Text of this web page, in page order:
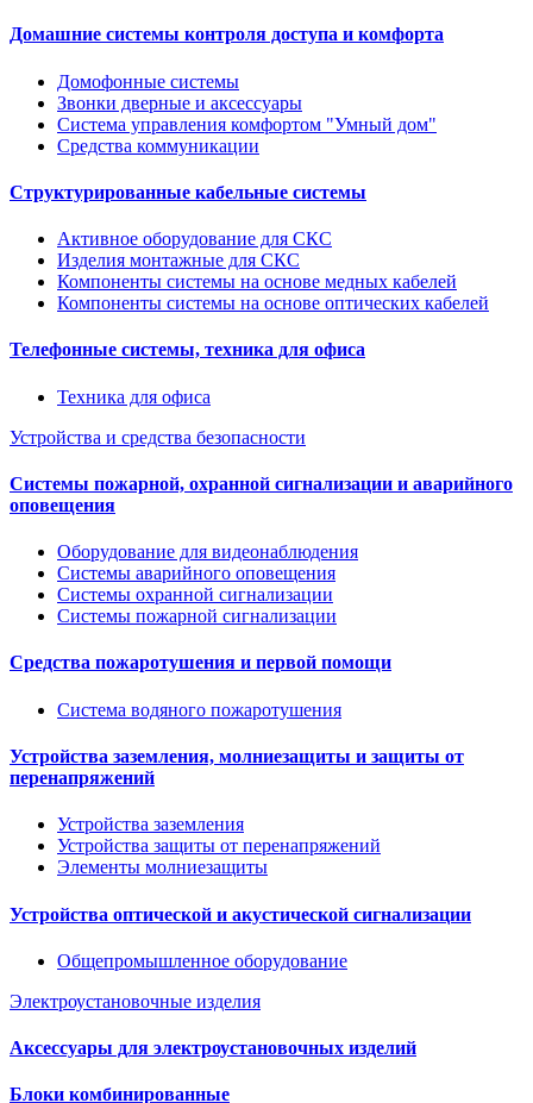
Домашние системы контроля доступа и комфорта
Домофонные системы
Звонки дверные и аксессуары
Система управления комфортом "Умный дом"
Средства коммуникации
Структурированные кабельные системы
Активное оборудование для СКС
Изделия монтажные для СКС
Компоненты системы на основе медных кабелей
Компоненты системы на основе оптических кабелей
Телефонные системы, техника для офиса
Техника для офиса
Устройства и средства безопасности
Системы пожарной, охранной сигнализации и аварийного
оповещения
Оборудование для видеонаблюдения
Системы аварийного оповещения
Системы охранной сигнализации
Системы пожарной сигнализации
Средства пожаротушения и первой помощи
Система водяного пожаротушения
Устройства заземления, молниезащиты и защиты от
перенапряжений
Устройства заземления
Устройства защиты от перенапряжений
Элементы молниезащиты
Устройства оптической и акустической сигнализации
Общепромышленное оборудование
Электроустановочные изделия
Аксессуары для электроустановочных изделий
Блоки комбинированные